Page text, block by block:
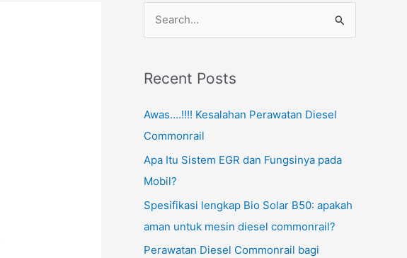
r
c
h
:
Recent Posts
Awas….!!!! Kesalahan Perawatan Diesel
Commonrail
Apa Itu Sistem EGR dan Fungsinya pada
Mobil?
Spesifikasi lengkap Bio Solar B50: apakah
aman untuk mesin diesel commonrail?
Perawatan Diesel Commonrail bagi